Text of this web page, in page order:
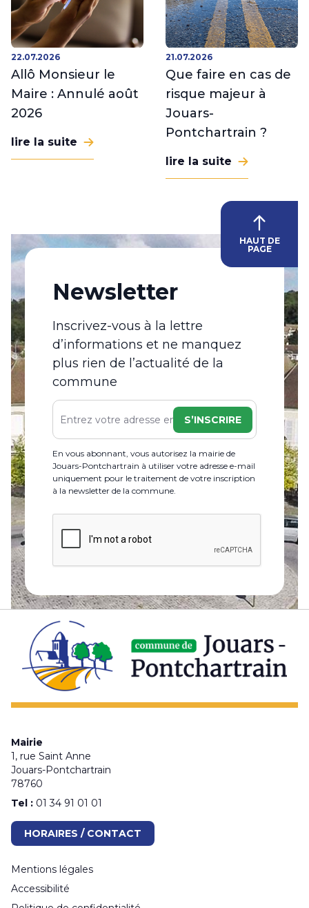
22.07.2026
Allô Monsieur le
Maire : Annulé août
2026
lire la suite
21.07.2026
Que faire en cas de
risque majeur à
Jouars-
Pontchartrain ?
lire la suite
HAUT DE
PAGE
Newsletter
Inscrivez-vous à la lettre
d’informations et ne manquez
plus rien de l’actualité de la
commune
S’INSCRIRE
En vous abonnant, vous autorisez la mairie de
Jouars-Pontchartrain à utiliser votre adresse e-mail
uniquement pour le traitement de votre inscription
à la newsletter de la commune.
Mairie
1, rue Saint Anne
Jouars-Pontchartrain
78760
Tel : 01 34 91 01 01
HORAIRES / CONTACT
Mentions légales
Accessibilité